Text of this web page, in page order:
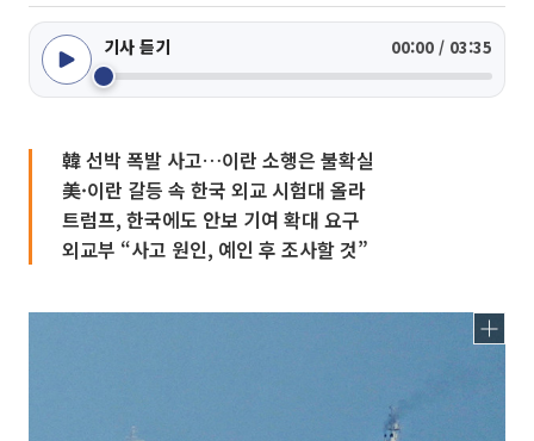
기사 듣기 00:00 / 03:35
韓 선박 폭발 사고…이란 소행은 불확실
美·이란 갈등 속 한국 외교 시험대 올라
트럼프, 한국에도 안보 기여 확대 요구
외교부 “사고 원인, 예인 후 조사할 것”